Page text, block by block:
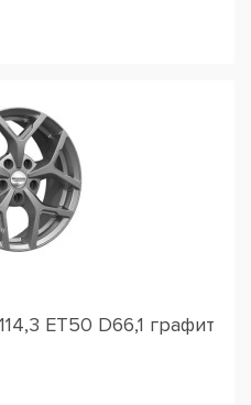
ET50 D66,1 графит